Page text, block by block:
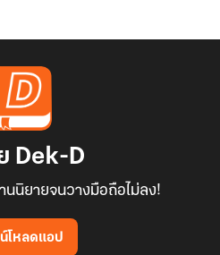
Dek-D
นิยายจนวางมือถือไม่ลง!
โหลดแอป